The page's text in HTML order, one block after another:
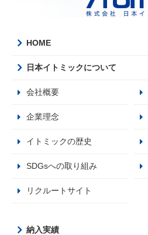
HOME
日本イトミックについて
会社概要
企業理念
イトミックの歴史
SDGsへの取り組み
リクルートサイト
納入実績